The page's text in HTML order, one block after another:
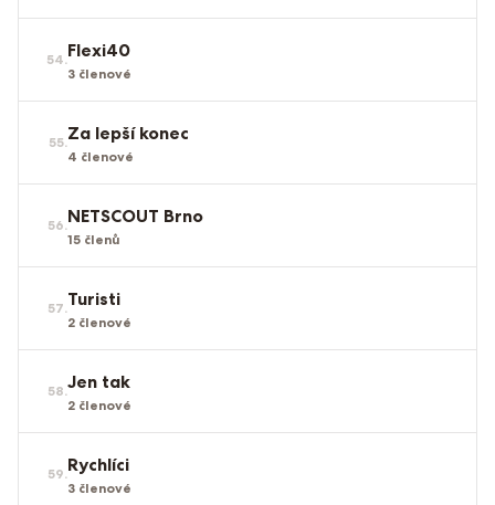
54.Flexi40
3 členové
55.Za lepší konec
4 členové
56.NETSCOUT Brno
15 členů
57.Turisti
2 členové
58.Jen tak
2 členové
59.Rychlíci
3 členové